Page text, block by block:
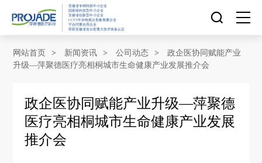
安徽省专精特新中小企业
国家级科技型中小企业
安徽省创新型中小企业
CCTV中央电视台形象展播企业
守合同重信用企业
荣获安徽省首台套重大技术装备认定
网站首页
产品中心
网站首页 > 新闻资讯 > 公司动态 >
政企医协同赋能产业
升级—萍聚德医疗亮相桐城市生命健康产业发展推介会
政企医协同赋能产业升级—萍聚德
医疗亮相桐城市生命健康产业发展
推介会